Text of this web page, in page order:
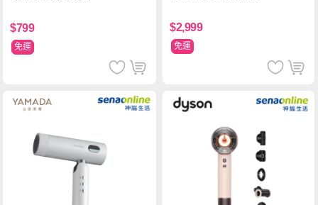
$799
免運
$2,999
免運